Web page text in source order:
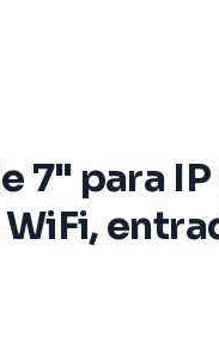
7" para